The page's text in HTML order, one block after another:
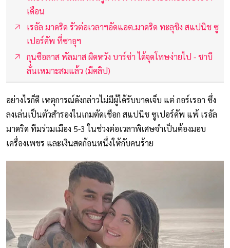
เดือน
เรอัล มาดริด รัวต่อเวลาฯอัดแอต.มาดริด ทะลุชิง สแปนิช ซู
เปอร์คัพ ที่ซาอุฯ
กุนซือลาส พัลมาส ผิดหวัง บาร์ซ่า ได้จุดโทษง่ายไป - ชาบี
ลั่นเหมาะสมแล้ว (มีคลิป)
อย่างไรก็ดี เหตุการณ์ดังกล่าวไม่มีผู้ได้รับบาดเจ็บ แต่ กอร์เรอา ซึ่ง
ลงเล่นเป็นตัวสำรองในเกมตัดเชือก สแปนิช ซูเปอร์คัพ แพ้ เรอัล
มาดริด ทีมร่วมเมือง 5-3 ในช่วงต่อเวลาพิเศษจำเป็นต้องมอบ
เครื่องเพชร และเงินสดก้อนหนึ่งให้กับคนร้าย